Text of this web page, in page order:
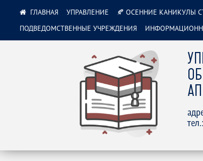
УПРАВЛЕНИЕ 🍂 ОСЕННИЕ КАНИКУЛЫ
ПОДВЕДОМСТВЕННЫЕ УЧРЕЖДЕНИЯ